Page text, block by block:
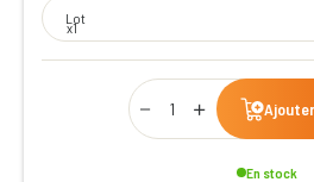
Lot
x1
Qty
En stock